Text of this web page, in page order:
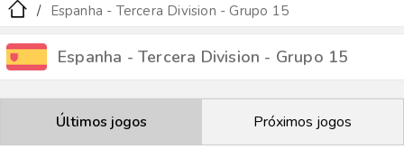
Espanha - Tercera Division - Grupo 15
Espanha - Tercera Division - Grupo 15
Últimos jogos Próximos jogos